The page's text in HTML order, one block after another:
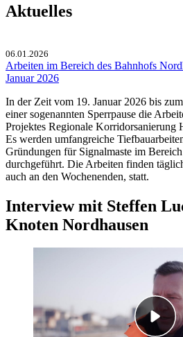
Aktuelles
06.01.2026
Arbeiten im Bereich des Bahnhofs
Januar 2026
In der Zeit vom 19. Januar 2026 bis
einer sogenannten Sperrpause die
Projektes Regionale Korridorsanierung
Es werden umfangreiche
Gründungen für Signalmaste im
durchgeführt. Die Arbeiten finden
auch an den Wochenenden, statt.
Interview mit Steffen
Knoten Nordhausen